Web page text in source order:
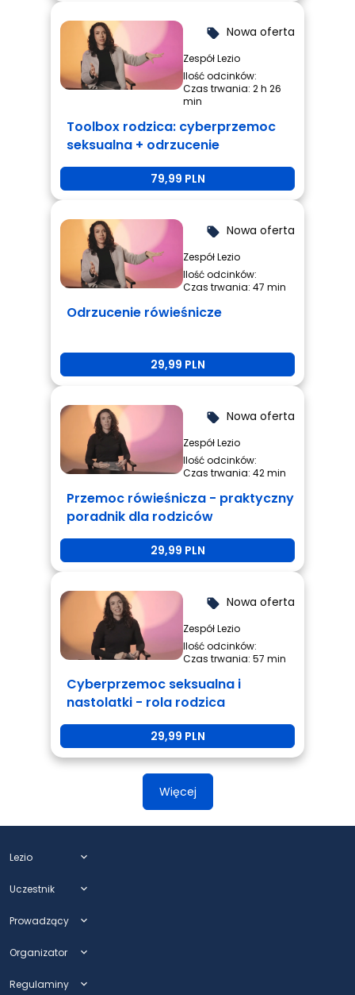
local_offer Nowa oferta
Zespół Lezio
Ilość odcinków:
Czas trwania: 2 h 26
min
Toolbox rodzica: cyberprzemoc
seksualna + odrzucenie
rówieśnicze + przemoc
79,99 PLN
local_offer Nowa oferta
Zespół Lezio
Ilość odcinków:
Czas trwania: 47 min
Odrzucenie rówieśnicze
29,99 PLN
local_offer Nowa oferta
Zespół Lezio
Ilość odcinków:
Czas trwania: 42 min
Przemoc rówieśnicza - praktyczny
poradnik dla rodziców
29,99 PLN
local_offer Nowa oferta
Zespół Lezio
Ilość odcinków:
Czas trwania: 57 min
Cyberprzemoc seksualna i
nastolatki - rola rodzica
29,99 PLN
Więcej
Lezio expand_more
Uczestnik expand_more
Prowadzący expand_more
Organizator expand_more
Regulaminy expand_more